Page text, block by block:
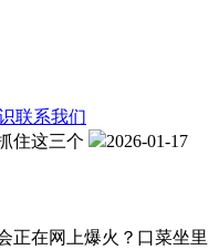
联系我们
住这三个
2026-01-17
在网上爆火？口菜坐里